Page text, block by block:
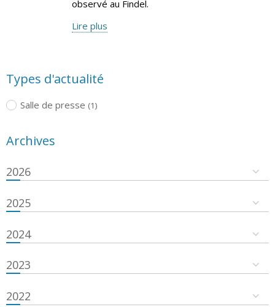
observé au Findel.
Lire plus
Types d'actualité
Salle de presse (1)
Archives
2026
2025
2024
2023
2022